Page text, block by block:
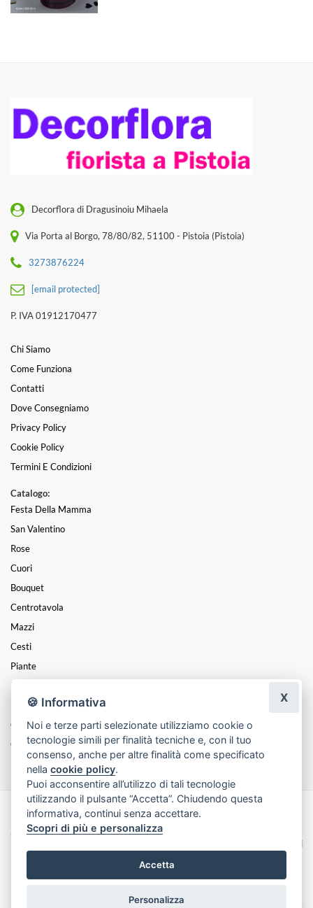
Decorflora di Dragusinoiu Mihaela
Via Porta al Borgo, 78/80/82, 51100 - Pistoia (Pistoia)
3273876224
[email protected]
P. IVA 01912170477
Chi Siamo
Come Funziona
Contatti
Dove Consegniamo
Privacy Policy
Cookie Policy
Termini E Condizioni
Catalogo:
Festa Della Mamma
San Valentino
Rose
Cuori
Bouquet
Centrotavola
Mazzi
Cesti
Piante
Funebre
PASQUA
Composizioni
Coroncine
Made with byInfoser.it- Realizzazione Siti ecommerce per Fioristi
2026
Termini e Condizioni
🍪 Informativa
Noi e terze parti selezionate utilizziamo cookie o
tecnologie simili per finalità tecniche e, con il tuo
consenso, anche per altre finalità come specificato
nellacookie policy.
Puoi acconsentire all’utilizzo di tali tecnologie
utilizzando il pulsante “Accetta”. Chiudendo questa
informativa, continui senza accettare.
Scopri di più e personalizza
Accetta
Personalizza
X